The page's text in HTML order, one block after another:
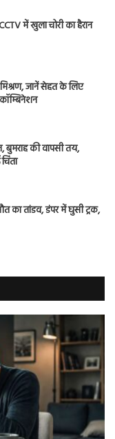
में खुला चोरी का हैरान
जानें सेहत के लिए
बुमराह की वापसी तय,
का तांडव, डंपर में घुसी ट्रक,